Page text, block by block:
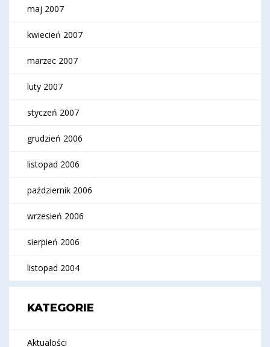
maj 2007
kwiecień 2007
marzec 2007
luty 2007
styczeń 2007
grudzień 2006
listopad 2006
październik 2006
wrzesień 2006
sierpień 2006
listopad 2004
KATEGORIE
Aktualości